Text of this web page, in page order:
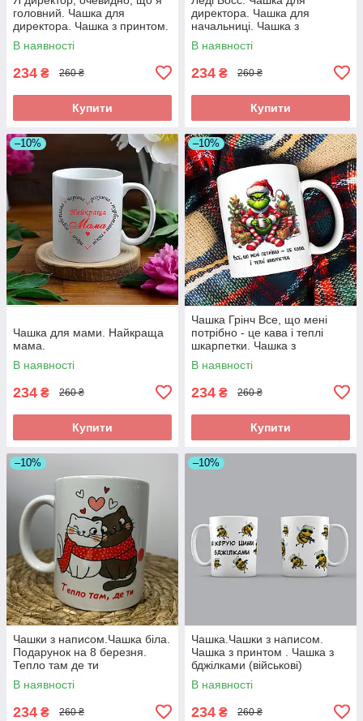
головний. Чашка для
директора. Чашка з принтом.
В наявності
234 ₴ 260 ₴
Купити
директора. Чашка для
начальниці. Чашка з
принтом.
В наявності
234 ₴ 260 ₴
Купити
–10%
Чашка для мами. Найкраща
мама.
В наявності
234 ₴ 260 ₴
Купити
–10%
Чашка Грінч Все, що мені
потрібно - це кава і теплі
шкарпетки. Чашка з
новорічним принтом.
В наявності
234 ₴ 260 ₴
Купити
–10%
Чашки з написом.Чашка біла.
Подарунок на 8 березня.
Тепло там де ти
В наявності
234 ₴ 260 ₴
–10%
Чашка.Чашки з написом.
Чашка з принтом . Чашка з
бджілками (військові)
В наявності
234 ₴ 260 ₴